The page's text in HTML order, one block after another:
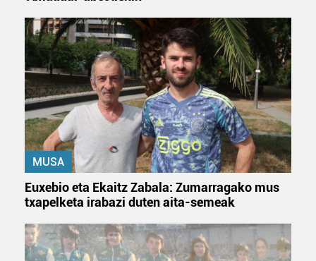
MUSA
Euxebio eta Ekaitz Zabala: Zumarragako mus
txapelketa irabazi duten aita-semeak